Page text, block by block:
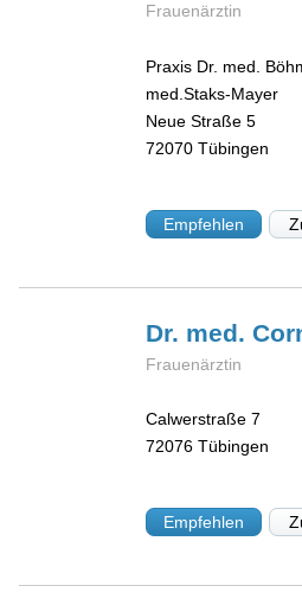
Frauenärztin
Praxis Dr. med.
med.Staks-Mayer
Neue Straße 5
72070 Tübingen
Empfehlen
Dr. med.
Frauenärztin
Calwerstraße 7
72076 Tübingen
Empfehlen